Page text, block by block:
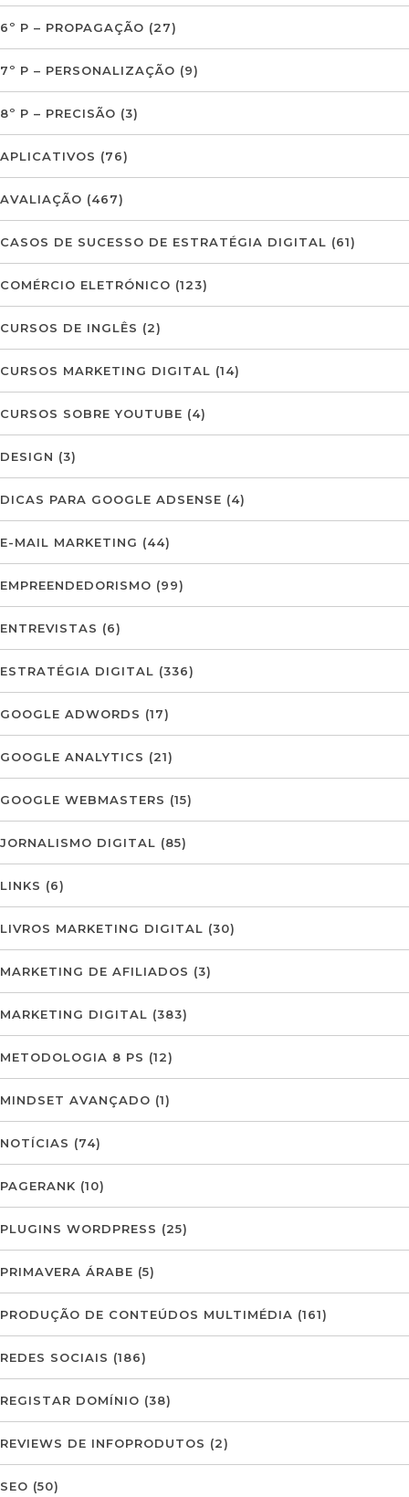
6º P – PROPAGAÇÃO (27)
7º P – PERSONALIZAÇÃO (9)
8º P – PRECISÃO (3)
APLICATIVOS (76)
AVALIAÇÃO (467)
CASOS DE SUCESSO DE ESTRATÉGIA DIGITAL (61)
COMÉRCIO ELETRÓNICO (123)
CURSOS DE INGLÊS (2)
CURSOS MARKETING DIGITAL (14)
CURSOS SOBRE YOUTUBE (4)
DESIGN (3)
DICAS PARA GOOGLE ADSENSE (4)
E-MAIL MARKETING (44)
EMPREENDEDORISMO (99)
ENTREVISTAS (6)
ESTRATÉGIA DIGITAL (336)
GOOGLE ADWORDS (17)
GOOGLE ANALYTICS (21)
GOOGLE WEBMASTERS (15)
JORNALISMO DIGITAL (85)
LINKS (6)
LIVROS MARKETING DIGITAL (30)
MARKETING DE AFILIADOS (3)
MARKETING DIGITAL (383)
METODOLOGIA 8 PS (12)
MINDSET AVANÇADO (1)
NOTÍCIAS (74)
PAGERANK (10)
PLUGINS WORDPRESS (25)
PRIMAVERA ÁRABE (5)
PRODUÇÃO DE CONTEÚDOS MULTIMÉDIA (161)
REDES SOCIAIS (186)
REGISTAR DOMÍNIO (38)
REVIEWS DE INFOPRODUTOS (2)
SEO (50)